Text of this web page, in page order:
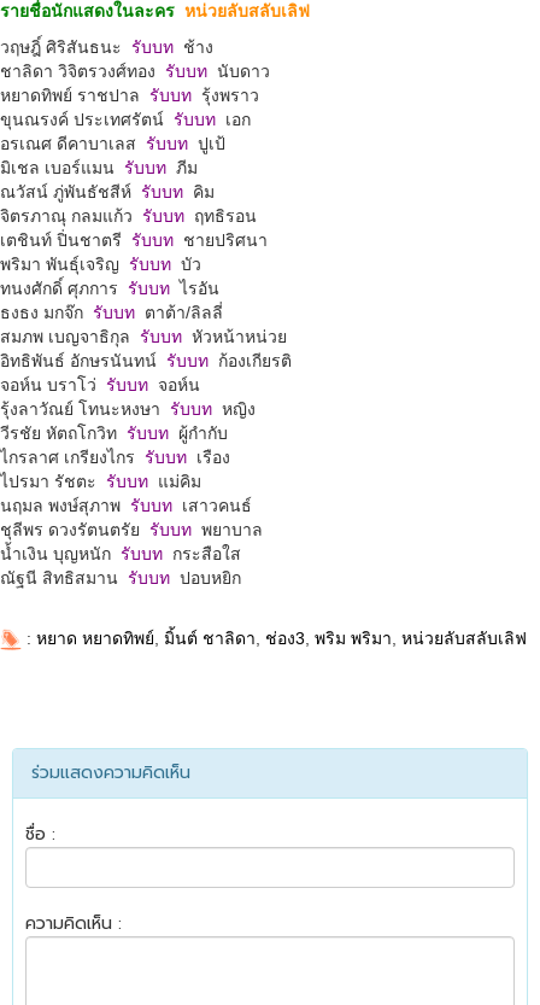
รายชื่อนักแสดงในละคร หน่วยลับสลับเลิฟ
วฤษฎิ์ ศิริสันธนะ รับบท ช้าง
ชาลิดา วิจิตรวงศ์ทอง รับบท นับดาว
หยาดทิพย์ ราชปาล รับบท รุ้งพราว
ขุนณรงค์ ประเทศรัตน์ รับบท เอก
อรเณศ ดีคาบาเลส รับบท ปูเป้
มิเชล เบอร์แมน รับบท ภีม
ณวัสน์ ภู่พันธัชสีห์ รับบท คิม
จิตรภาณุ กลมแก้ว รับบท ฤทธิรอน
เตชินท์ ปิ่นชาตรี รับบท ชายปริศนา
พริมา พันธุ์เจริญ รับบท บัว
ทนงศักดิ์ ศุภการ รับบท ไรอัน
ธงธง มกจ๊ก รับบท ตาต้า/ลิลลี่
สมภพ เบญจาธิกุล รับบท หัวหน้าหน่วย
อิทธิพันธ์ อักษรนันทน์ รับบท ก้องเกียรติ
จอห์น บราโว่ รับบท จอห์น
รุ้งลาวัณย์ โทนะหงษา รับบท หญิง
วีรชัย หัตถโกวิท รับบท ผู้กำกับ
ไกรลาศ เกรียงไกร รับบท เรือง
ไปรมา รัชตะ รับบท แม่คิม
นฤมล พงษ์สุภาพ รับบท เสาวคนธ์
ชุลีพร ดวงรัตนตรัย รับบท พยาบาล
น้ำเงิน บุญหนัก รับบท กระสือใส
ณัฐนี สิทธิสมาน รับบท ปอบหยิก
: หยาด หยาดทิพย์ มิ้นต์ ชาลิดา ช่อง3 พริม พริมา หน่วยลับสลับเลิฟ
ร่วมแสดงความคิดเห็น
ชื่อ :
ความคิดเห็น :